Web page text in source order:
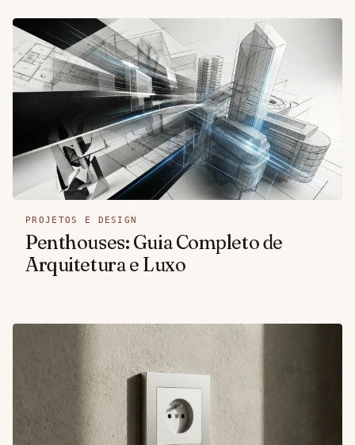
PROJETOS E DESIGN
Penthouses: Guia Completo de
Arquitetura e Luxo